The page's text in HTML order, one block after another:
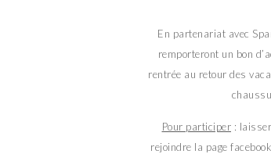
En partenariat avec
remporteront un bon
rentrée au retour des
Pour participer :
rejoindre la page facebook